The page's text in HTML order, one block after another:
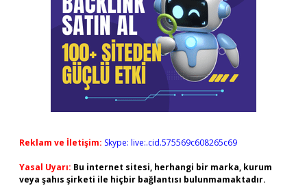
Reklam ve İletişim: Skype: live:.cid.575569c608265c69
Yasal Uyarı: Bu internet sitesi, herhangi bir marka, kurum
veya şahıs şirketi ile hiçbir bağlantısı bulunmamaktadır.